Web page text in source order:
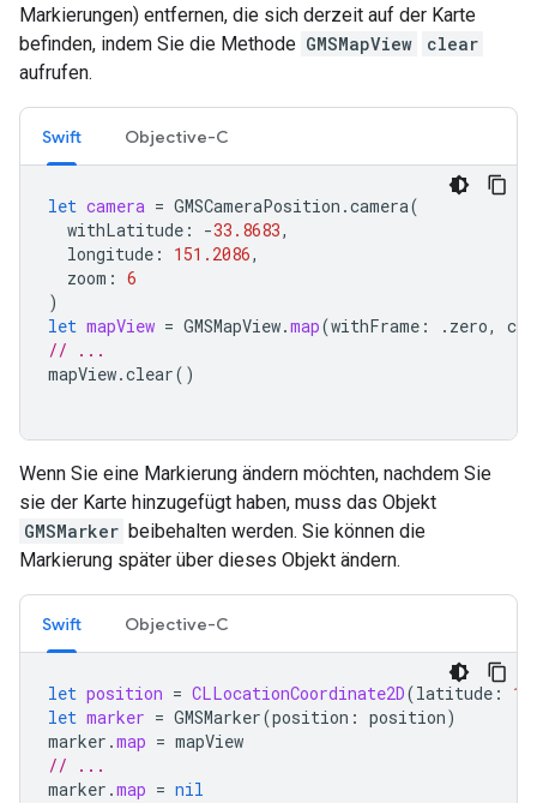
Markierungen) entfernen, die sich derzeit auf der Karte
befinden, indem Sie die Methode GMSMapView
clear
aufrufen.
Swift Objective-C
let camera = GMSCameraPosition .camera(
withLatitude : -33.8683,
longitude : 151.2086,
zoom : 6
)
let mapView = GMSMapView.map(withFrame : . zero,
// ...
mapView.clear()
Wenn Sie eine Markierung ändern möchten, nachdem Sie
sie der Karte hinzugefügt haben, muss das Objekt
GMSMarker beibehalten werden. Sie können die
Markierung später über dieses Objekt ändern.
Swift Objective-C
let position = CLLocationCoordinate2D(latitude : 10
let marker = GMSMarker(position : position)
marker .map = mapView
// ...
marker .map = nil